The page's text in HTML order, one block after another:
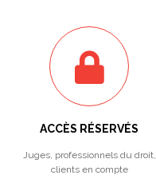
ACCÈS RÉSERVÉS
Juges, professionnels du droit,
clients en compte